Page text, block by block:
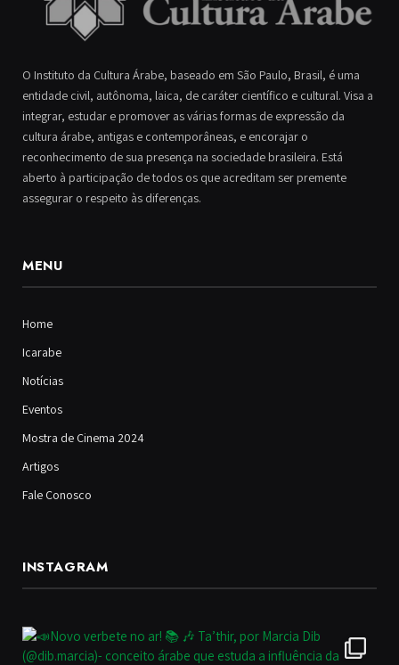
O Instituto da Cultura Árabe, baseado em São Paulo, Brasil, é uma
entidade civil, autônoma, laica, de caráter científico e cultural. Visa a
integrar, estudar e promover as várias formas de expressão da
cultura árabe, antigas e contemporâneas, e encorajar o
reconhecimento de sua presença na sociedade brasileira. Está
aberto à participação de todos os que acreditam ser premente
assegurar o respeito às diferenças.
MENU
Home
Icarabe
Notícias
Eventos
Mostra de Cinema 2024
Artigos
Fale Conosco
INSTAGRAM